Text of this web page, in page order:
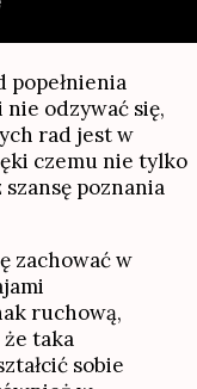
popełnienia
odzywać się,
rad jest w
czemu nie tylko
szansę poznania
zachować w
ruchową,
taka
sobie